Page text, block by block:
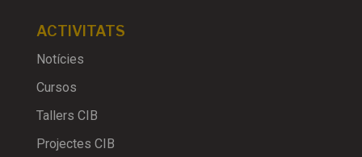
ACTIVITATS
Notícies
Cursos
Tallers CIB
Projectes CIB